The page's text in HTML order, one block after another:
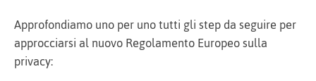
Approfondiamo uno per uno tutti gli step da seguire per
approcciarsi al nuovo Regolamento Europeo sulla
privacy: